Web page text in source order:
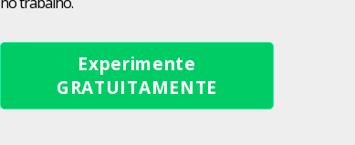
Experimente
GRATUITAMENTE